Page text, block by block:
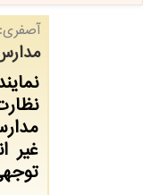
آصفری:
غیر